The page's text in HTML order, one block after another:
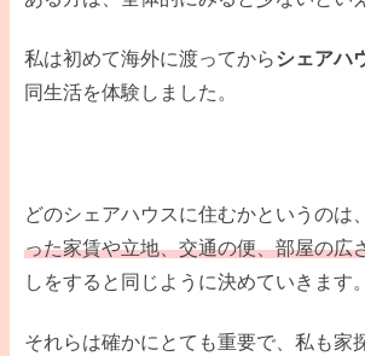
私は初めて海外に渡ってからシェアハ
同生活を体験しました。
どのシェアハウスに住むかというのは、
った家賃や立地、交通の便、部屋の広
しをすると同じように決めていきます。
それらは確かにとても重要で、私も家